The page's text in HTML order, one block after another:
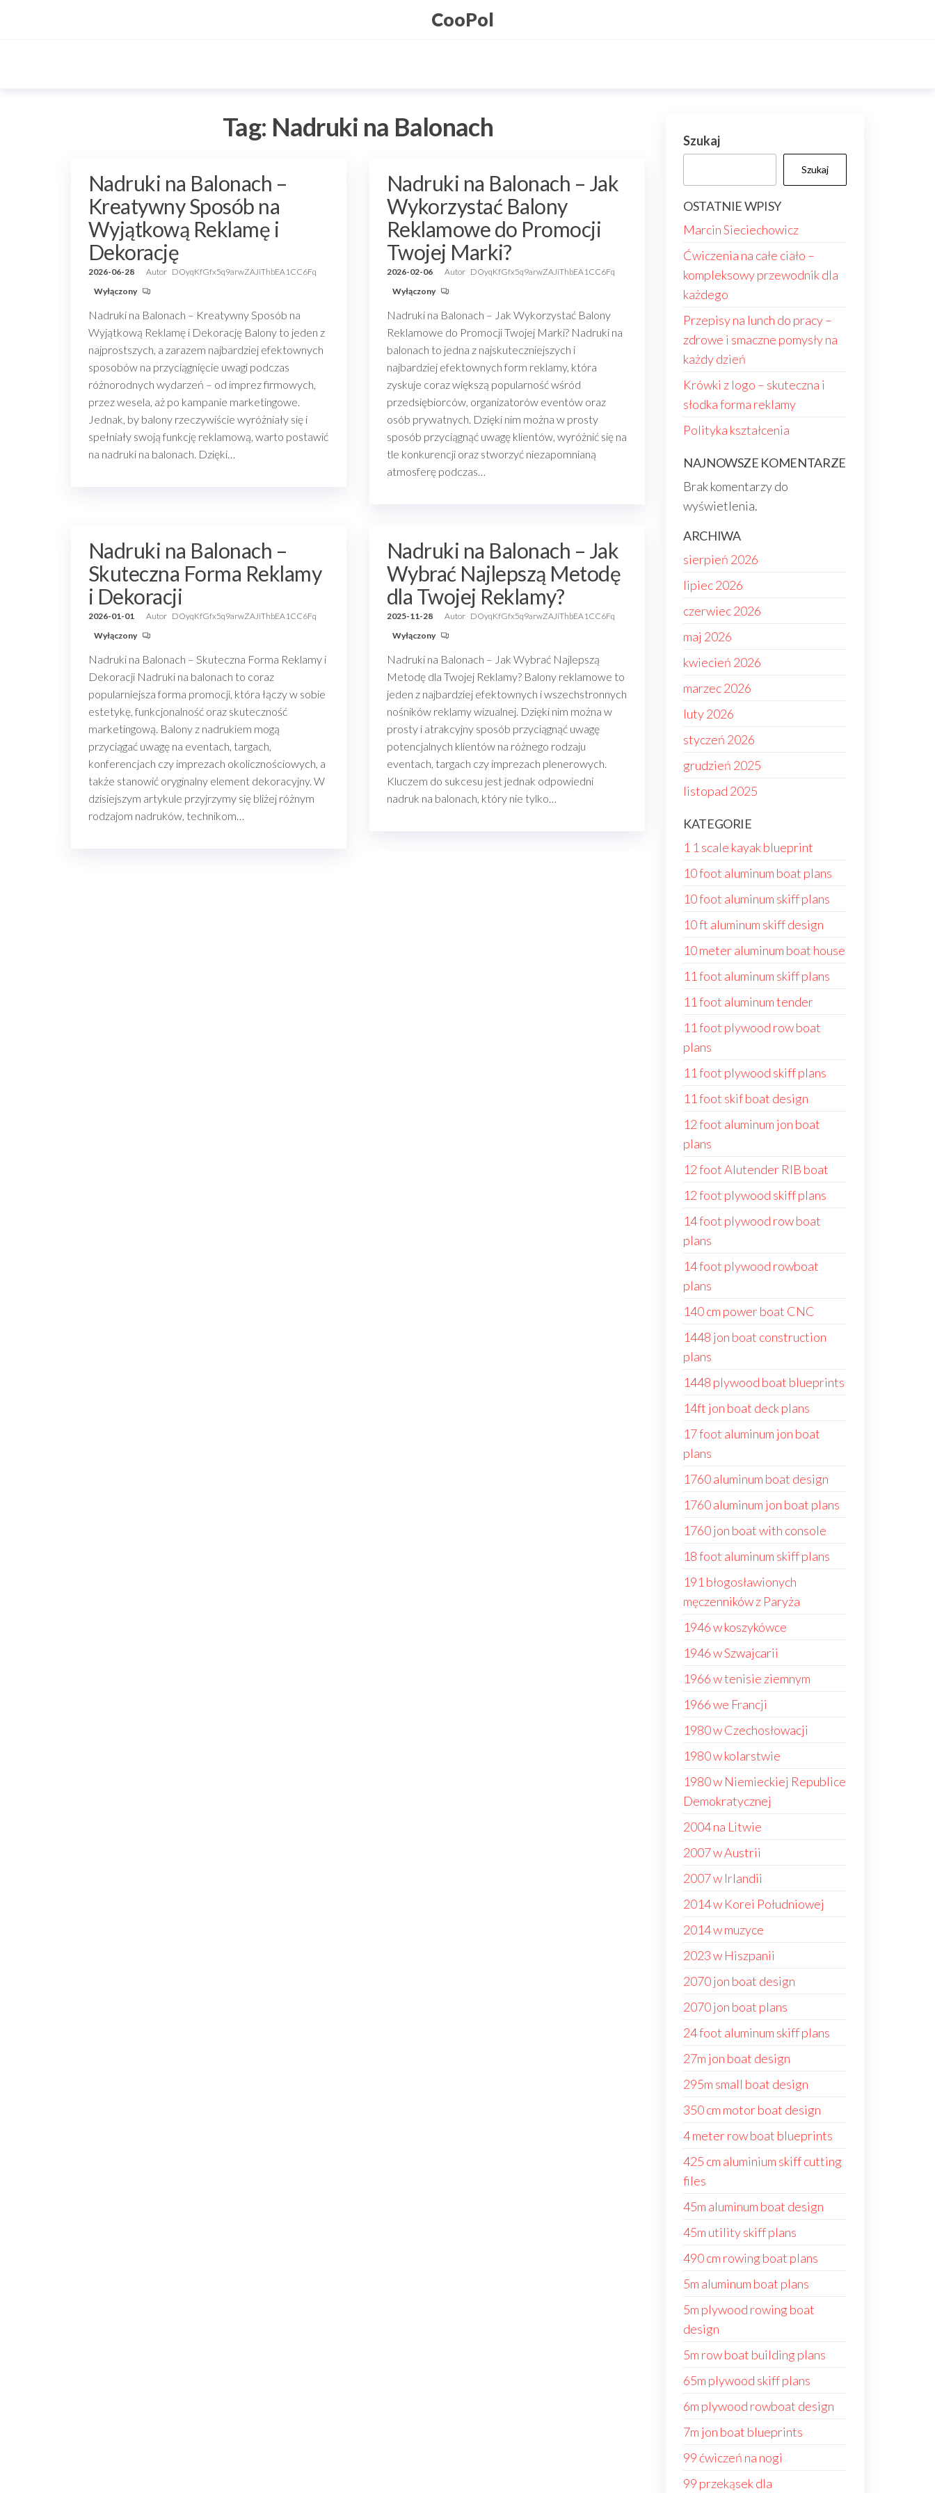
CooPol
Tag: Nadruki na Balonach
Nadruki na Balonach –
Kreatywny Sposób na
Wyjątkową Reklamę i
Dekorację
2026-06-28 Autor DOyqKfGfx5q9arwZAJiThbEA1CC6Fq
Wyłączony
Nadruki na Balonach – Kreatywny Sposób na
Wyjątkową Reklamę i Dekorację Balony to jeden z
najprostszych, a zarazem najbardziej efektownych
sposobów na przyciągnięcie uwagi podczas
różnorodnych wydarzeń – od imprez firmowych,
przez wesela, aż po kampanie marketingowe.
Jednak, by balony rzeczywiście wyróżniały się i
spełniały swoją funkcję reklamową, warto postawić
na nadruki na balonach. Dzięki…
Nadruki na Balonach – Jak
Wykorzystać Balony
Reklamowe do Promocji
Twojej Marki?
2026-02-06 Autor DOyqKfGfx5q9arwZAJiThbEA1CC6Fq
Wyłączony
Nadruki na Balonach – Jak Wykorzystać Balony
Reklamowe do Promocji Twojej Marki? Nadruki na
balonach to jedna z najskuteczniejszych i
najbardziej efektownych form reklamy, która
zyskuje coraz większą popularność wśród
przedsiębiorców, organizatorów eventów oraz
osób prywatnych. Dzięki nim można w prosty
sposób przyciągnąć uwagę klientów, wyróżnić się na
tle konkurencji oraz stworzyć niezapomnianą
atmosferę podczas…
Nadruki na Balonach –
Skuteczna Forma Reklamy
i Dekoracji
2026-01-01 Autor DOyqKfGfx5q9arwZAJiThbEA1CC6Fq
Wyłączony
Nadruki na Balonach – Skuteczna Forma Reklamy i
Dekoracji Nadruki na balonach to coraz
popularniejsza forma promocji, która łączy w sobie
estetykę, funkcjonalność oraz skuteczność
marketingową. Balony z nadrukiem mogą
przyciągać uwagę na eventach, targach,
konferencjach czy imprezach okolicznościowych, a
także stanowić oryginalny element dekoracyjny. W
dzisiejszym artykule przyjrzymy się bliżej różnym
rodzajom nadruków, technikom…
Nadruki na Balonach – Jak
Wybrać Najlepszą Metodę
dla Twojej Reklamy?
2025-11-28 Autor DOyqKfGfx5q9arwZAJiThbEA1CC6Fq
Wyłączony
Nadruki na Balonach – Jak Wybrać Najlepszą
Metodę dla Twojej Reklamy? Balony reklamowe to
jeden z najbardziej efektownych i wszechstronnych
nośników reklamy wizualnej. Dzięki nim można w
prosty i atrakcyjny sposób przyciągnąć uwagę
potencjalnych klientów na różnego rodzaju
eventach, targach czy imprezach plenerowych.
Kluczem do sukcesu jest jednak odpowiedni
nadruk na balonach, który nie tylko…
Szukaj
Szukaj
OSTATNIE WPISY
Marcin Sieciechowicz
Ćwiczenia na całe ciało –
kompleksowy przewodnik dla
każdego
Przepisy na lunch do pracy –
zdrowe i smaczne pomysły na
każdy dzień
Krówki z logo – skuteczna i
słodka forma reklamy
Polityka kształcenia
NAJNOWSZE KOMENTARZE
Brak komentarzy do
wyświetlenia.
ARCHIWA
sierpień 2026
lipiec 2026
czerwiec 2026
maj 2026
kwiecień 2026
marzec 2026
luty 2026
styczeń 2026
grudzień 2025
listopad 2025
KATEGORIE
1 1 scale kayak blueprint
10 foot aluminum boat plans
10 foot aluminum skiff plans
10 ft aluminum skiff design
10 meter aluminum boat house
11 foot aluminum skiff plans
11 foot aluminum tender
11 foot plywood row boat
plans
11 foot plywood skiff plans
11 foot skif boat design
12 foot aluminum jon boat
plans
12 foot Alutender RIB boat
12 foot plywood skiff plans
14 foot plywood row boat
plans
14 foot plywood rowboat
plans
140 cm power boat CNC
1448 jon boat construction
plans
1448 plywood boat blueprints
14ft jon boat deck plans
17 foot aluminum jon boat
plans
1760 aluminum boat design
1760 aluminum jon boat plans
1760 jon boat with console
18 foot aluminum skiff plans
191 błogosławionych
męczenników z Paryża
1946 w koszykówce
1946 w Szwajcarii
1966 w tenisie ziemnym
1966 we Francji
1980 w Czechosłowacji
1980 w kolarstwie
1980 w Niemieckiej Republice
Demokratycznej
2004 na Litwie
2007 w Austrii
2007 w Irlandii
2014 w Korei Południowej
2014 w muzyce
2023 w Hiszpanii
2070 jon boat design
2070 jon boat plans
24 foot aluminum skiff plans
27m jon boat design
295m small boat design
350 cm motor boat design
4 meter row boat blueprints
425 cm aluminium skiff cutting
files
45m aluminum boat design
45m utility skiff plans
490 cm rowing boat plans
5m aluminum boat plans
5m plywood rowing boat
design
5m row boat building plans
65m plywood skiff plans
6m plywood rowboat design
7m jon boat blueprints
99 ćwiczeń na nogi
99 przekąsek dla